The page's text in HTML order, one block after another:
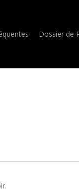
Dossier de